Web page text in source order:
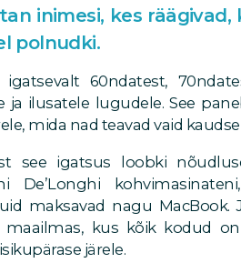
inimesi, kes räägivad,
polnudki.
igatsevalt 60ndatest,
ja ilusatele lugudele. See
mida nad teavad vaid
see igatsus loobki
De’Longhi
maksavad nagu
maailmas, kus kõik kodud
järele.